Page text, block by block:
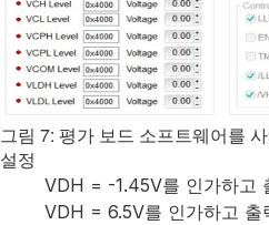
그림 7: 평가 보드 소프트웨어를
설정
VDH = -1.45V를 인가하고
VDH = 6.5V를 인가하고 출